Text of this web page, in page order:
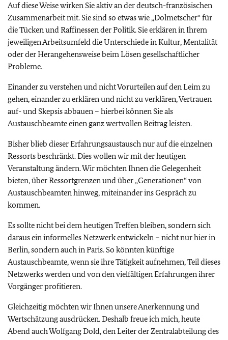
Auf diese Weise wirken Sie aktiv an der deutsch-französischen
Zusammenarbeit mit. Sie sind so etwas wie „Dolmetscher“ für
die Tücken und Raffinessen der Politik. Sie erklären in Ihrem
jeweiligen Arbeitsumfeld die Unterschiede in Kultur, Mentalität
oder der Herangehensweise beim Lösen gesellschaftlicher
Probleme.
Einander zu verstehen und nicht Vorurteilen auf den Leim zu
gehen, einander zu erklären und nicht zu verklären, Vertrauen
auf- und Skepsis abbauen – hierbei können Sie als
Austauschbeamte einen ganz wertvollen Beitrag leisten.
Bisher blieb dieser Erfahrungsaustausch nur auf die einzelnen
Ressorts beschränkt. Dies wollen wir mit der heutigen
Veranstaltung ändern. Wir möchten Ihnen die Gelegenheit
bieten, über Ressortgrenzen und über „Generationen“ von
Austauschbeamten hinweg, miteinander ins Gespräch zu
kommen.
Es sollte nicht bei dem heutigen Treffen bleiben, sondern sich
daraus ein informelles Netzwerk entwickeln – nicht nur hier in
Berlin, sondern auch in Paris. So könnten künftige
Austauschbeamte, wenn sie ihre Tätigkeit aufnehmen, Teil dieses
Netzwerks werden und von den vielfältigen Erfahrungen ihrer
Vorgänger profitieren.
Gleichzeitig möchten wir Ihnen unsere Anerkennung und
Wertschätzung ausdrücken. Deshalb freue ich mich, heute
Abend auch Wolfgang Dold, den Leiter der Zentralabteilung des